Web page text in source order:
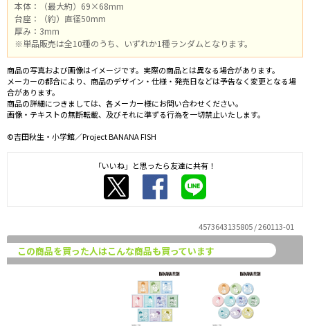
本体：（最大約）69×68mm
台座：（約）直径50mm
厚み：3mm
※単品販売は全10種のうち、いずれか1種ランダムとなります。
商品の写真および画像はイメージです。実際の商品とは異なる場合があります。
メーカーの都合により、商品のデザイン・仕様・発売日などは予告なく変更となる場
合があります。
商品の詳細につきましては、各メーカー様にお問い合わせください。
画像・テキストの無断転載、及びそれに準ずる行為を一切禁止いたします。
©吉田秋生・小学館／Project BANANA FISH
「いいね」と思ったら友達に共有！
4573643135805 / 260113-01
この商品を買った人はこんな商品も買っています